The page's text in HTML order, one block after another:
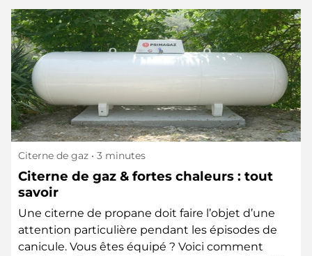
Citerne de gaz • 3 minutes
Citerne de gaz & fortes chaleurs : tout
savoir
Une citerne de propane doit faire l’objet d’une
attention particulière pendant les épisodes de
canicule. Vous êtes équipé ? Voici comment